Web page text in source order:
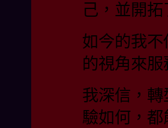
己，並開
如今的我
的視角來
我深信，
驗如何，